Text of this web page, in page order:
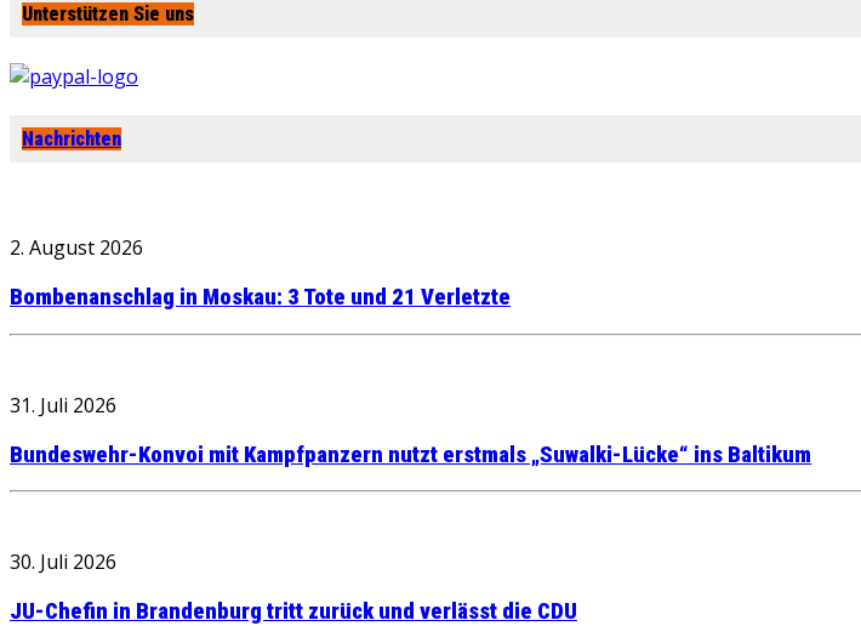
Unterstützen Sie uns
Nachrichten
2. August 2026
Bombenanschlag in Moskau: 3 Tote und 21 Verletzte
31. Juli 2026
Bundeswehr-Konvoi mit Kampfpanzern nutzt erstmals „Suwalki-Lücke“ ins Baltikum
30. Juli 2026
JU-Chefin in Brandenburg tritt zurück und verlässt die CDU